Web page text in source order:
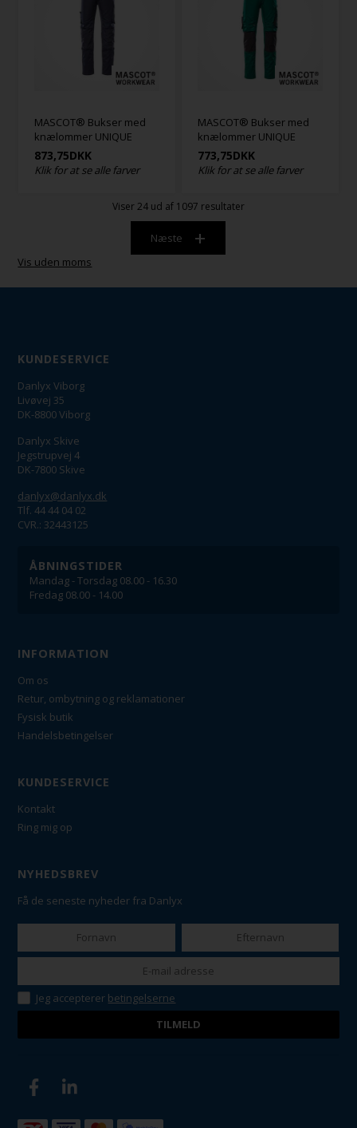
MASCOT® Bukser med
knælommer UNIQUE
873,75DKK
Klik for at se alle farver
MASCOT® Bukser med
knælommer UNIQUE
773,75DKK
Klik for at se alle farver
Viser24ud af 1097 resultater
Næste
Vis uden moms
KUNDESERVICE
Danlyx Viborg
Livøvej 35
DK-8800 Viborg
Danlyx Skive
Jegstrupvej 4
DK-7800 Skive
danlyx@danlyx.dk
Tlf. 44 44 04 02
CVR.: 32443125
ÅBNINGSTIDER
Mandag - Torsdag 08.00 - 16.30
Fredag 08.00 - 14.00
INFORMATION
Om os
Retur, ombytning og reklamationer
Fysisk butik
Handelsbetingelser
KUNDESERVICE
Kontakt
Ring mig op
NYHEDSBREV
Få de seneste nyheder fra Danlyx
Jeg accepterer betingelserne